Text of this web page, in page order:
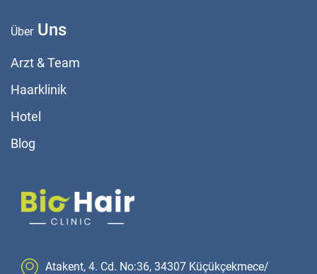
ÜberUns
Arzt & Team
Haarklinik
Hotel
Blog
Atakent, 4. Cd. No:36, 34307 Küçükçekmece/